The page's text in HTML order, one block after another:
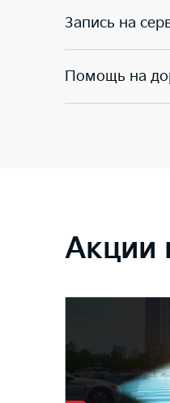
Запись на
Помощь на
Акции